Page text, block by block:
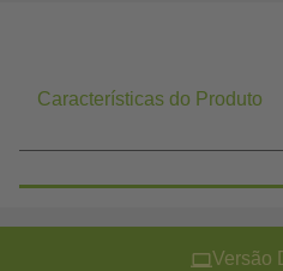
Características do Produto
Versão